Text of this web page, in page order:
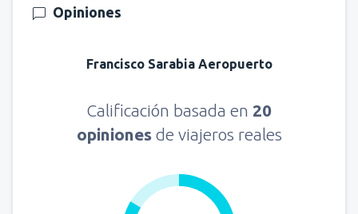
Opiniones
Francisco Sarabia Aeropuerto
Calificación basada en 20
opiniones de viajeros reales